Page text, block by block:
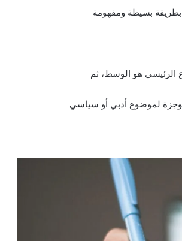
بسيطة ومفهومة
الرئيسي هو الوسط، ثم
لموضوع أدبي أو سياسي